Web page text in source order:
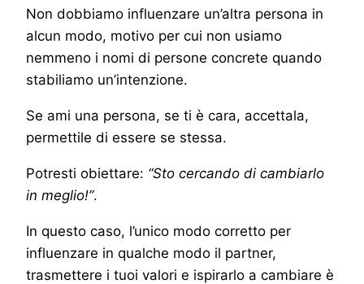
Non dobbiamo influenzare un’altra persona in
alcun modo, motivo per cui non usiamo
nemmeno i nomi di persone concrete quando
stabiliamo un’intenzione.
Se ami una persona, se ti è cara, accettala,
permettile di essere se stessa.
Potresti obiettare: “Sto cercando di cambiarlo
in meglio!”.
In questo caso, l’unico modo corretto per
influenzare in qualche modo il partner,
trasmettere i tuoi valori e ispirarlo a cambiare è